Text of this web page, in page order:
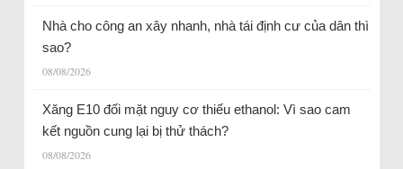
Nhà cho công an xây nhanh, nhà tái định cư của dân thì
sao?
08/08/2026
Xăng E10 đối mặt nguy cơ thiếu ethanol: Vì sao cam
kết nguồn cung lại bị thử thách?
08/08/2026